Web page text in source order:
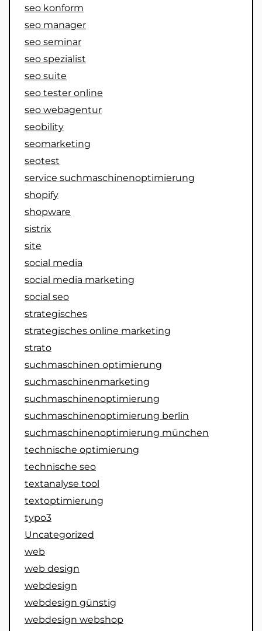
seo konform
seo manager
seo seminar
seo spezialist
seo suite
seo tester online
seo webagentur
seobility
seomarketing
seotest
service suchmaschinenoptimierung
shopify
shopware
sistrix
site
social media
social media marketing
social seo
strategisches
strategisches online marketing
strato
suchmaschinen optimierung
suchmaschinenmarketing
suchmaschinenoptimierung
suchmaschinenoptimierung berlin
suchmaschinenoptimierung münchen
technische optimierung
technische seo
textanalyse tool
textoptimierung
typo3
Uncategorized
web
web design
webdesign
webdesign günstig
webdesign webshop